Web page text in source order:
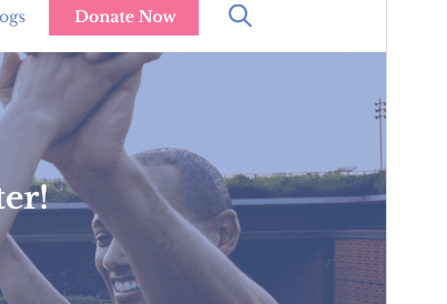
actualizare
active
WordPress
PHP
pagină a temei